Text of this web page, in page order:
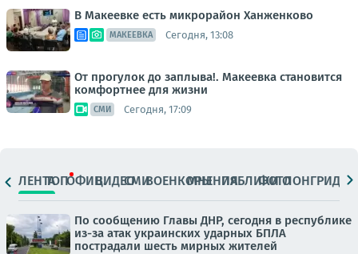
В Макеевке есть микрорайон Ханженково
МАКЕЕВКА Сегодня, 13:08
От прогулок до заплыва!. Макеевка становится
комфортнее для жизни
СМИ Сегодня, 17:09
ЛЕНТАТОПОФИЦ.ВИДЕОСМИВОЕНКОРЫМНЕНИЯПАБЛИКИ
ФОТОЛОНГРИДЫ
По сообщению Главы ДНР, сегодня в республике
из-за атак украинских ударных БПЛА
пострадали шесть мирных жителей